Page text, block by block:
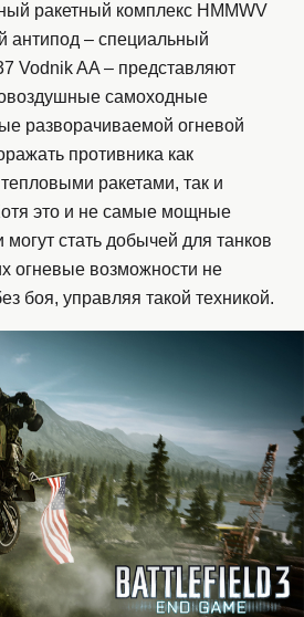
ракетный комплекс HMMWV
антипод – специальный
Vodnik AA – представляют
самоходные
разворачиваемой огневой
противника как
ракетами, так и
это и не самые мощные
стать добычей для танков
огневые возможности не
боя, управляя такой техникой.